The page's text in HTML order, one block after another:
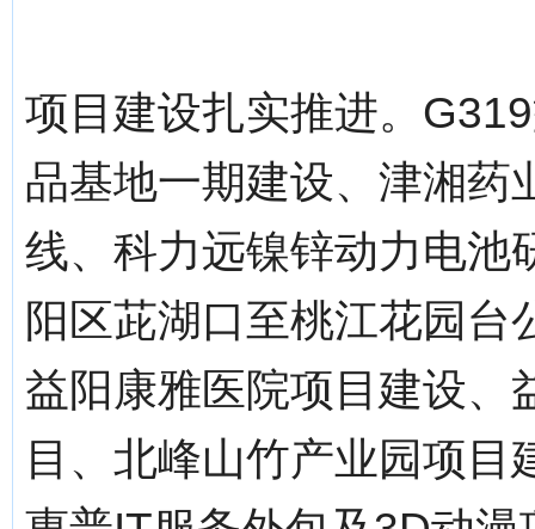
项目建设扎实推进。
品基地一期建设、津湘药
线、科力远镍锌动力电池
阳区茈湖口至桃江花园
益阳康雅医院项目建设、
目、北峰山竹产业园项